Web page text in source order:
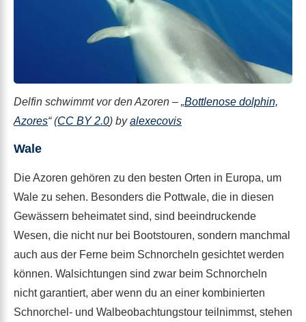
Delfin schwimmt vor den Azoren – „Bottlenose dolphin,
Azores“ (CC BY 2.0) byalexecovis
Wale
Die Azoren gehören zu den besten Orten in Europa, um
Wale zu sehen. Besonders die Pottwale, die in diesen
Gewässern beheimatet sind, sind beeindruckende
Wesen, die nicht nur bei Bootstouren, sondern manchmal
auch aus der Ferne beim Schnorcheln gesichtet werden
können. Walsichtungen sind zwar beim Schnorcheln
nicht garantiert, aber wenn du an einer kombinierten
Schnorchel- und Walbeobachtungstour teilnimmst, stehen